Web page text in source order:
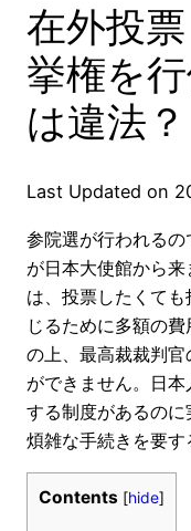
在外投
挙権を
は違法？
Last Updated on
参院選が行われる
が日本大使館から
は、投票したくて
じるために多額の
の上、最高裁裁判
ができません。日
する制度があるの
煩雑な手続きを要す
Contents [hide]